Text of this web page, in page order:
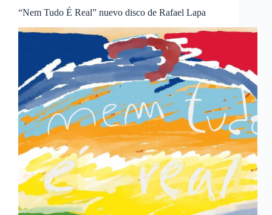
“Nem Tudo É Real” nuevo disco de Rafael Lapa